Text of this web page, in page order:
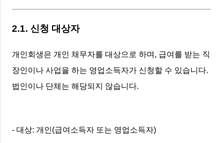
2.1. 신청 대상자
개인회생은 개인 채무자를 대상으로 하며, 급여를 받는 직
장인이나 사업을 하는 영업소득자가 신청할 수 있습니다.
법인이나 단체는 해당되지 않습니다.
- 대상: 개인(급여소득자 또는 영업소득자)